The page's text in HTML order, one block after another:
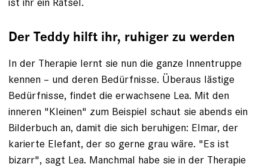
Der Teddy hilft ihr, ruhiger zu werden
In der Therapie lernt sie nun die ganze ­Innentruppe
kennen – und deren Bedürfnisse. Überaus lästige
Bedürfnisse, findet die erwachsene Lea. Mit den
inneren "Kleinen" zum Beispiel schaut sie abends ein
Bilderbuch an, damit die sich beruhigen: Elmar, der
karierte Elefant, der so gerne grau ­wäre. "Es ist
bizarr", sagt Lea. Manchmal habe sie in der Therapie